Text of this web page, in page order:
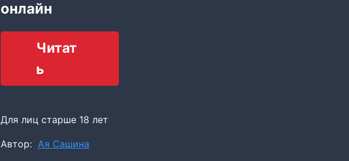
онлайн
Читат
ь
Для лиц старше 18 лет
Метки
Автор: Ая Сашина